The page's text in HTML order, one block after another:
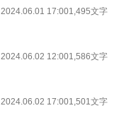
2024.06.01 17:001,495文字
2024.06.02 12:001,586文字
2024.06.02 17:001,501文字